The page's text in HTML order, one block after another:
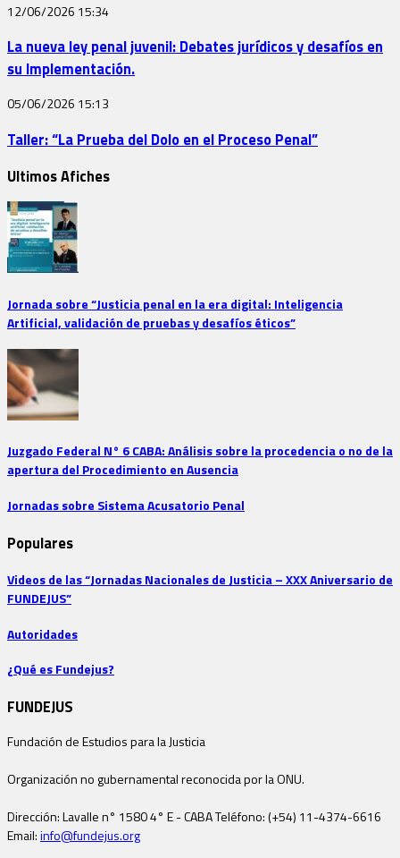
12/06/2026 15:34
La nueva ley penal juvenil: Debates jurídicos y desafíos en
su Implementación.
05/06/2026 15:13
Taller: “La Prueba del Dolo en el Proceso Penal”
Ultimos Afiches
Jornada sobre “Justicia penal en la era digital: Inteligencia
Artificial, validación de pruebas y desafíos éticos”
Juzgado Federal N° 6 CABA: Análisis sobre la procedencia o no de la
apertura del Procedimiento en Ausencia
Jornadas sobre Sistema Acusatorio Penal
Populares
Videos de las “Jornadas Nacionales de Justicia – XXX Aniversario de
FUNDEJUS”
Autoridades
¿Qué es Fundejus?
FUNDEJUS
Fundación de Estudios para la Justicia
Organización no gubernamental reconocida por la ONU.
Dirección: Lavalle n° 1580 4° E - CABA Teléfono: (+54) 11-4374-6616
Email:info@fundejus.org